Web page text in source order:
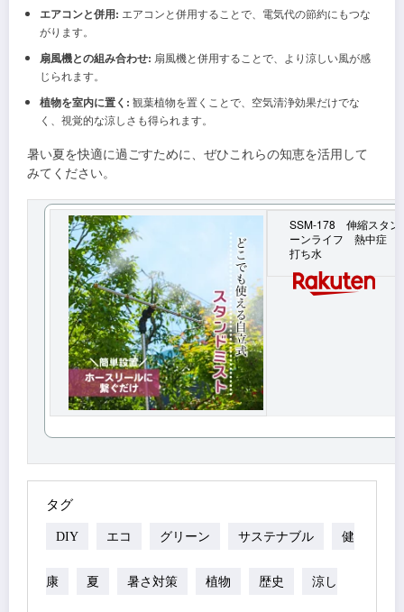
エアコンと併用: エアコンと併用することで、電気代の節約にもつな
がります。
扇風機との組み合わせ: 扇風機と併用することで、より涼しい風が感
じられます。
植物を室内に置く: 観葉植物を置くことで、空気清浄効果だけでな
く、視覚的な涼しさも得られます。
暑い夏を快適に過ごすために、ぜひこれらの知恵を活用して
みてください。
SSM-178 伸縮スタ
ーンライフ 熱中症
打ち水
タグ
DIY エコ グリーン サステナブル 健
康 夏 暑さ対策 植物 歴史 涼し